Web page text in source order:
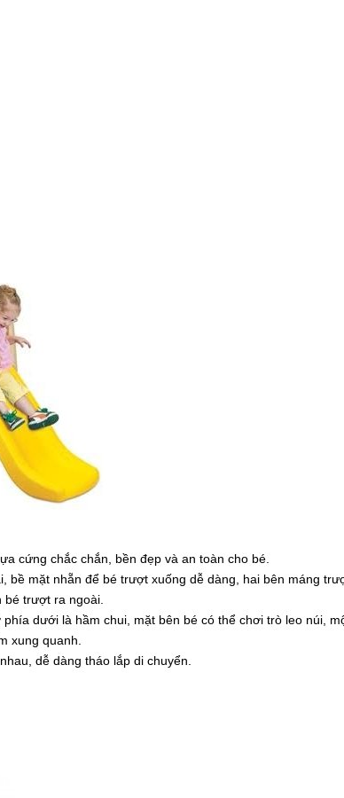
cứng chắc chắn, bền đẹp và an toàn cho bé.
bề mặt nhẵn để bé trượt xuống dễ dàng, hai bên máng
trượt ra ngoài.
dưới là hầm chui, mặt bên bé có thể chơi trò leo núi,
xung quanh.
dễ dàng tháo lắp di chuyển.